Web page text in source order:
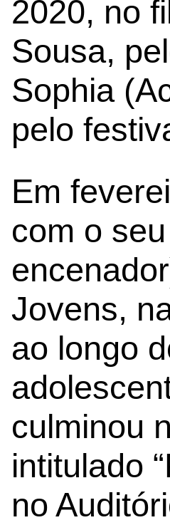
2020, no
Sousa,
Sophia
pelo
Em
com o
Jovens,
ao longo
culminou
intitulado
no